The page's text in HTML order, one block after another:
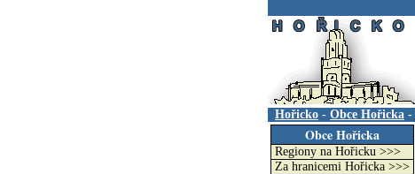
Hořicko - Obce Hořicka -
Obce Hořicka
Regiony na Hořicku >>>
Za hranicemi Hořicka >>>